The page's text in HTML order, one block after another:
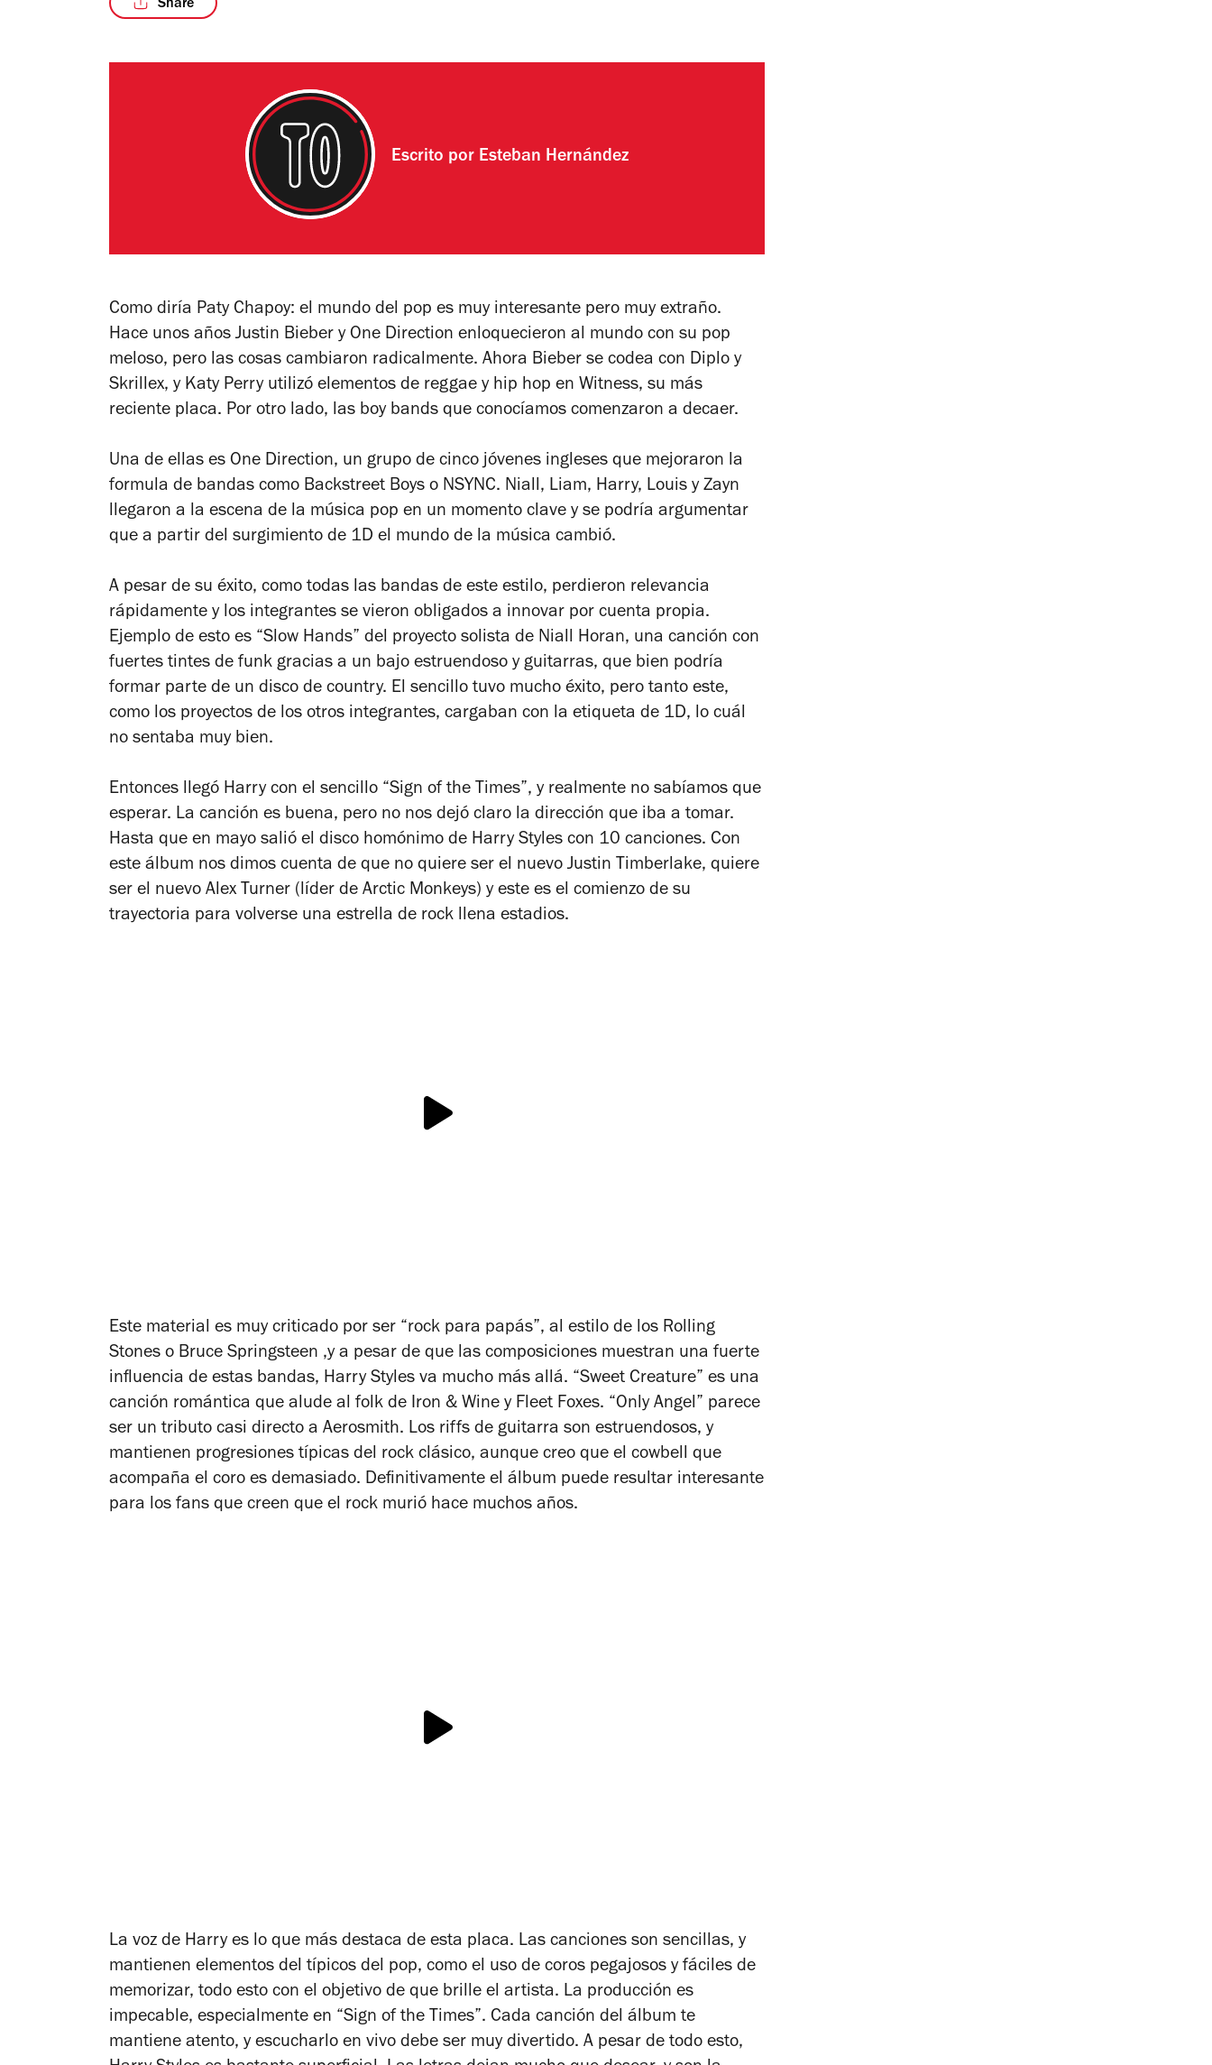
Share
Escrito por Esteban Hernández
Como diría Paty Chapoy: el mundo del pop es muy interesante pero muy extraño.
Hace unos años Justin Bieber y One Direction enloquecieron al mundo con su pop
meloso, pero las cosas cambiaron radicalmente. Ahora Bieber se codea con Diplo y
Skrillex, y Katy Perry utilizó elementos de reggae y hip hop en Witness, su más
reciente placa. Por otro lado, las boy bands que conocíamos comenzaron a decaer.
Una de ellas es One Direction, un grupo de cinco jóvenes ingleses que mejoraron la
formula de bandas como Backstreet Boys o NSYNC. Niall, Liam, Harry, Louis y Zayn
llegaron a la escena de la música pop en un momento clave y se podría argumentar
que a partir del surgimiento de 1D el mundo de la música cambió.
A pesar de su éxito, como todas las bandas de este estilo, perdieron relevancia
rápidamente y los integrantes se vieron obligados a innovar por cuenta propia.
Ejemplo de esto es “Slow Hands” del proyecto solista de Niall Horan, una canción con
fuertes tintes de funk gracias a un bajo estruendoso y guitarras, que bien podría
formar parte de un disco de country. El sencillo tuvo mucho éxito, pero tanto este,
como los proyectos de los otros integrantes, cargaban con la etiqueta de 1D, lo cuál
no sentaba muy bien.
Entonces llegó Harry con el sencillo “Sign of the Times”, y realmente no sabíamos que
esperar. La canción es buena, pero no nos dejó claro la dirección que iba a tomar.
Hasta que en mayo salió el disco homónimo de Harry Styles con 10 canciones. Con
este álbum nos dimos cuenta de que no quiere ser el nuevo Justin Timberlake, quiere
ser el nuevo Alex Turner (líder de Arctic Monkeys) y este es el comienzo de su
trayectoria para volverse una estrella de rock llena estadios.
Este material es muy criticado por ser “rock para papás”, al estilo de los Rolling
Stones o Bruce Springsteen ,y a pesar de que las composiciones muestran una fuerte
influencia de estas bandas, Harry Styles va mucho más allá. “Sweet Creature” es una
canción romántica que alude al folk de Iron & Wine y Fleet Foxes. “Only Angel” parece
ser un tributo casi directo a Aerosmith. Los riffs de guitarra son estruendosos, y
mantienen progresiones típicas del rock clásico, aunque creo que el cowbell que
acompaña el coro es demasiado. Definitivamente el álbum puede resultar interesante
para los fans que creen que el rock murió hace muchos años.
La voz de Harry es lo que más destaca de esta placa. Las canciones son sencillas, y
mantienen elementos del típicos del pop, como el uso de coros pegajosos y fáciles de
memorizar, todo esto con el objetivo de que brille el artista. La producción es
impecable, especialmente en “Sign of the Times”. Cada canción del álbum te
mantiene atento, y escucharlo en vivo debe ser muy divertido. A pesar de todo esto,